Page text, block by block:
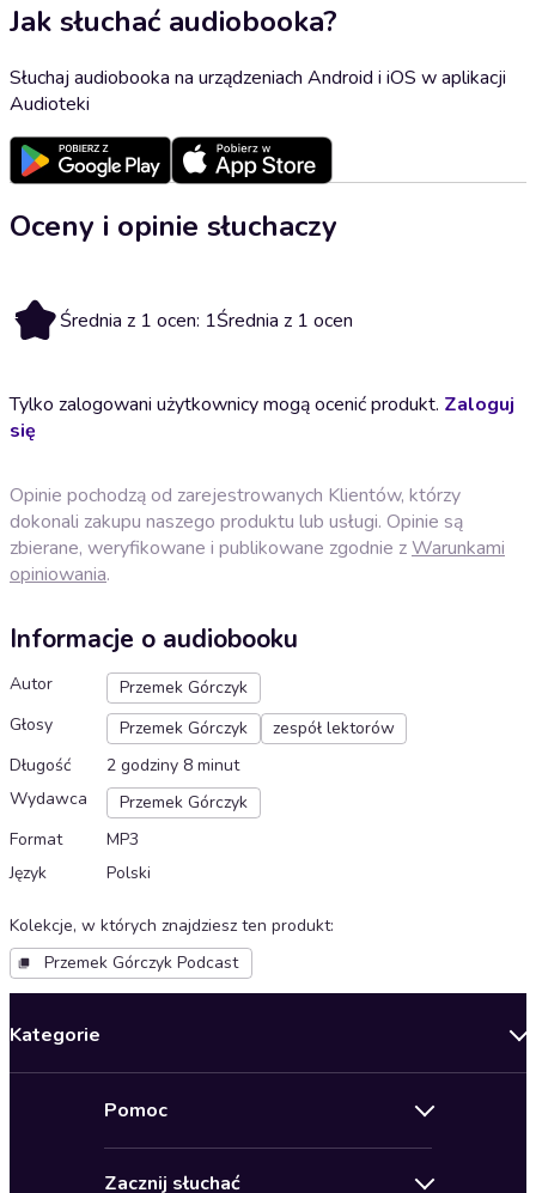
Jak słuchać audiobooka?
Słuchaj audiobooka na urządzeniach Android i iOS w aplikacji
Audioteki
Oceny i opinie słuchaczy
1 Średnia z 1 ocen: 1Średnia z 1 ocen
Tylko zalogowani użytkownicy mogą ocenić produkt. Zaloguj
się
Opinie pochodzą od zarejestrowanych Klientów, którzy
dokonali zakupu naszego produktu lub usługi. Opinie są
zbierane, weryfikowane i publikowane zgodnie zWarunkami
opiniowania.
Informacje o audiobooku
Autor
Przemek Górczyk
Głosy
Przemek Górczyk
zespół lektorów
Długość
2 godziny 8 minut
Wydawca
Przemek Górczyk
Format
MP3
Język
Polski
Kolekcje, w których znajdziesz ten produkt:
Przemek Górczyk Podcast
Kategorie
Pomoc
Zacznij słuchać